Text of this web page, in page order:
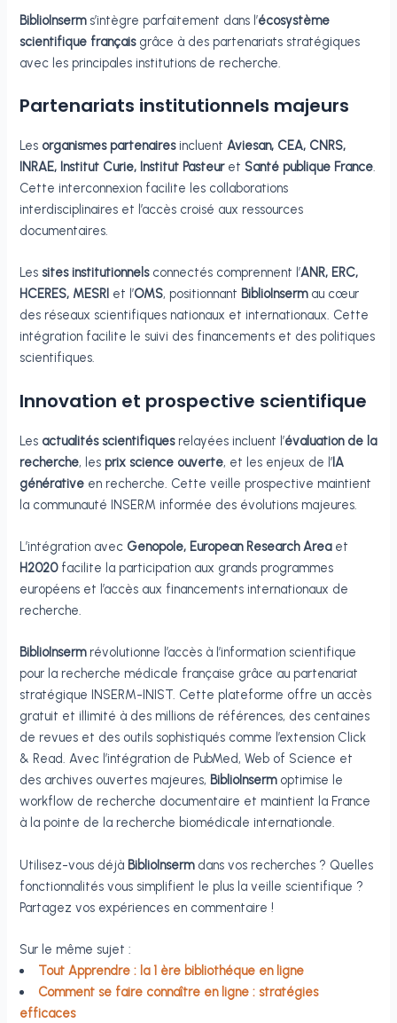
BiblioInserms’intègre parfaitement dans l’écosystème
scientifique françaisgrâce à des partenariats stratégiques
avec les principales institutions de recherche.
Partenariats institutionnels majeurs
Les organismes partenairesincluentAviesan, CEA, CNRS,
INRAE, Institut Curie, Institut Pasteuret Santé publique France.
Cette interconnexion facilite les collaborations
interdisciplinaires et l’accès croisé aux ressources
documentaires.
Les sites institutionnelsconnectés comprennent l’ANR, ERC,
HCERES, MESRI et l’OMS, positionnant BiblioInsermau cœur
des réseaux scientifiques nationaux et internationaux. Cette
intégration facilite le suivi des financements et des politiques
scientifiques.
Innovation et prospective scientifique
Les actualités scientifiquesrelayées incluent l’évaluation de la
recherche, les prix science ouverte, et les enjeux de l’IA
générative en recherche. Cette veille prospective maintient
la communauté INSERM informée des évolutions majeures.
L’intégration avec Genopole, European Research Areaet
H2020facilite la participation aux grands programmes
européens et l’accès aux financements internationaux de
recherche.
BiblioInsermrévolutionne l’accès à l’information scientifique
pour la recherche médicale française grâce au partenariat
stratégique INSERM-INIST. Cette plateforme offre un accès
gratuit et illimité à des millions de références, des centaines
de revues et des outils sophistiqués comme l’extension Click
& Read. Avec l’intégration de PubMed, Web of Science et
des archives ouvertes majeures, BiblioInsermoptimise le
workflow de recherche documentaire et maintient la France
à la pointe de la recherche biomédicale internationale.
Utilisez-vous déjà BiblioInsermdans vos recherches ? Quelles
fonctionnalités vous simplifient le plus la veille scientifique ?
Partagez vos expériences en commentaire !
Sur le même sujet :
Tout Apprendre : la 1 ère bibliothéque en ligne
Comment se faire connaître en ligne : stratégies
efficaces